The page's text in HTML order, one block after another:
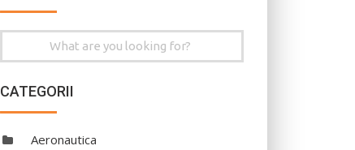
Search
CATEGORII
Aeronautica